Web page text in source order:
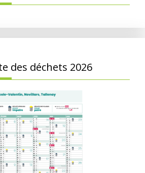
des déchets 2026